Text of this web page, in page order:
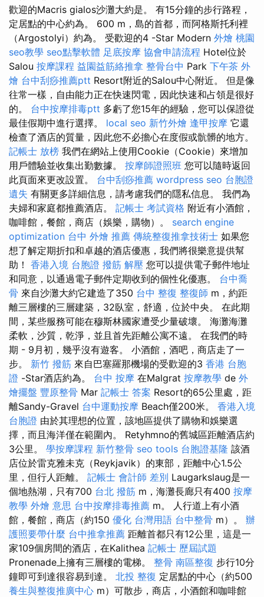
歡迎的Macris gialos沙灘大約是。 有15分鐘的步行路程，
定居點的中心約為。 600 m，島的首都，而阿格斯托利裡
（Argostolyi）約為。 受歡迎的4 -Star Modern 外燴 桃園
seo教學 seo點擊軟體 足底按摩 協會申請流程 Hotel位於
Salou 按摩課程 益園益筋絡推拿 整骨台中 Park 下午茶 外
燴 台中刮痧推薦ptt Resort附近的Salou中心附近。 但是像
往常一樣，自由能力正在快速閃電，因此快速和占領是很好
的。 台中按摩排毒ptt 多虧了您15年的經驗，您可以保證從
最佳假期中進行選擇。 local seo 新竹外燴 逢甲按摩 它還
檢查了酒店的質量，因此您不必擔心在度假或骯髒的地方。
記帳士 放榜 我們在網站上使用Cookie（Cookie）來增加
用戶體驗並收集出勤數據。 按摩師證照班 您可以隨時返回
此頁面來更改設置。 台中刮痧推薦 wordpress seo 台胞證
遺失 有關更多詳細信息，請考慮我們的隱私信息。 我們為
夫婦和家庭都推薦酒店。 記帳士 考試資格 附近有小酒館，
咖啡館，餐館，商店（娛樂，購物）。 search engine
optimization 台中 外燴 推薦 傳統整復推拿技術士 如果您
想了解定期折扣和卓越的酒店優惠，我們將很樂意提供幫
助！ 香港入境 台胞證 撥筋 解壓 您可以提供電子郵件地址
和同意，以通過電子郵件定期收到的個性化優惠。 台中喬
骨 來自沙灘大約它建造了350 台中 整復 整復師 m，約距
離三層樓的三層建築，32臥室，舒適，位於中央。 在此期
間，某些服務可能在穆斯林國家遭受少量破壞。 海灘海灘
柔軟，沙質，乾淨，並且首先距離公寓不遠。 在我們的時
期 - 9月初，幾乎沒有遊客。 小酒館，酒吧，商店走了一
步。 新竹 撥筋 來自巴塞羅那機場的受歡迎的3 香港 台胞
證 -Star酒店約為。 台中 按摩 在Malgrat 按摩教學 de 外
燴擺盤 豐原整骨 Mar 記帳士 答案 Resort的65公里處，距
離Sandy-Gravel 台中運動按摩 Beach僅200米。 香港入境
台胞證 由於其理想的位置，該地區提供了購物和娛樂選
擇，而且海洋僅在範圍內。 Retyhmno的舊城區距離酒店約
3公里。 學按摩課程 新竹整骨 seo tools 台胞證基隆 該酒
店位於雷克雅未克（Reykjavik）的東部，距離中心1.5公
里，但行人距離。 記帳士 會計師 差別 Laugarkslaug是一
個地熱湖，只有700 台北 撥筋 m，海灘長廊只有400 按摩
教學 外燴 意思 台中按摩排毒推薦 m。 人行道上有小酒
館，餐館，商店（約150 優化 台灣用語 台中整骨 m）。 辦
護照要帶什麼 台中推拿推薦 距離首都只有12公里，這是一
家109個房間的酒店，在Kalithea 記帳士 歷屆試題
Pronenade上擁有三層樓的電梯。 整骨 南區整復 步行10分
鐘即可到達很容易到達。 北投 整復 定居點的中心（約500
養生與整復推廣中心 m）可散步，商店，小酒館和咖啡館